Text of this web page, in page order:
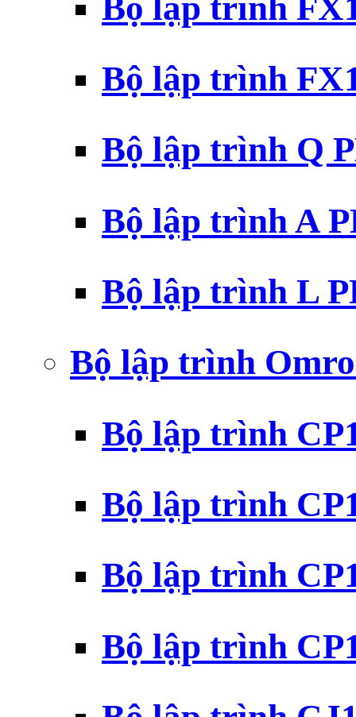
Bộ lập trình
Bộ lập trình Q
Bộ lập trình A
Bộ lập trình L
Bộ lập trình
Bộ lập trình
Bộ lập trình
Bộ lập trình
Bộ lập trình